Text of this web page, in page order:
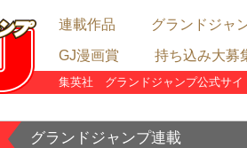
連載作品
グランドジャンプ連載陣
グランドジャンプむちゃ連載
陣
グランドジャンプめちゃ連載
陣
めちゃコミック独占配信連載
グランドジャ
グランドジャンプ
グランドジャンプ次
GJ漫画賞
漫画賞TOP
グランドジャンプ漫画賞
GJ漫画賞 結果発表
リアタイ漫画賞・X
グランドプロジェクト
持ち込み大募
集英社 グランドジャンプ公式サイ
グランドジャンプ連載